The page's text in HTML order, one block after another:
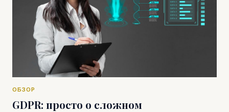
ОБЗОР
GDPR: просто о сложном